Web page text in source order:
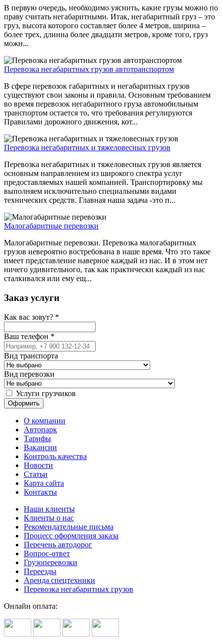
В первую очередь, необходимо уяснить, какие грузы можно по
праву считать негабаритными. Итак, негабаритный груз – это
груз, высота которого составляет более 4 метров, ширина –
более трех, длинна более двадцати метров, кроме того, груз
можн...
Перевозка негабаритных грузов автотранспортом
В сфере перевозок габаритных и негабаритных грузов
существуют свои законы и правила. Основным требованием
во время перевозок негабаритного груза автомобильным
транспортом остается то, что требования регулируются
Правилами дорожного движения, кот...
Перевозка негабаритных и тяжеловесных грузов
Перевозка негабаритных и тяжеловесных грузов является
основным направлением из широкого спектра услуг
предоставляемых нашей компанией. Транспортировку мы
выполняем исключительно специальными видами
технических средств. Главная наша задача -это п...
Малогабаритные перевозки
Малогабаритные перевозки. Перевозка малогабаритных
грузов невероятно востребована в наше время. Что это такое
имеет представление наверное каждый из нас. И в этом нет
ничего удивительного, так как практически каждый из нас
сталкивался или ему ещ...
Заказ услуги
Как вас зовут? *
Ваш телефон *
Вид транспорта
Вид перевозки
Услуги грузчиков
О компании
Автопарк
Тарифы
Вакансии
Контроль качества
Новости
Статьи
Карта сайта
Контакты
Наши клиенты
Клиенты о нас
Рекомендательные письма
Процесс оформления заказа
Перечень автодорог
Вопрос-ответ
Грузоперевозки
Переезды
Аренда спецтехники
Перевозка негабаритных грузов
Онлайн оплата: